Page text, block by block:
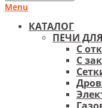
Menu
КАТАЛОГ
ПЕЧИ
С
С